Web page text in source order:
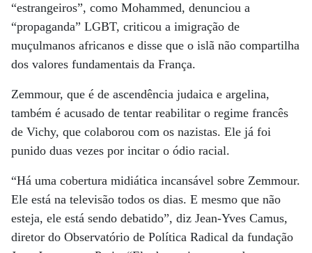
“estrangeiros”, como Mohammed, denunciou a
“propaganda” LGBT, criticou a imigração de
muçulmanos africanos e disse que o islã não compartilha
dos valores fundamentais da França.
Zemmour, que é de ascendência judaica e argelina,
também é acusado de tentar reabilitar o regime francês
de Vichy, que colaborou com os nazistas. Ele já foi
punido duas vezes por incitar o ódio racial.
“Há uma cobertura midiática incansável sobre Zemmour.
Ele está na televisão todos os dias. E mesmo que não
esteja, ele está sendo debatido”, diz Jean-Yves Camus,
diretor do Observatório de Política Radical da fundação